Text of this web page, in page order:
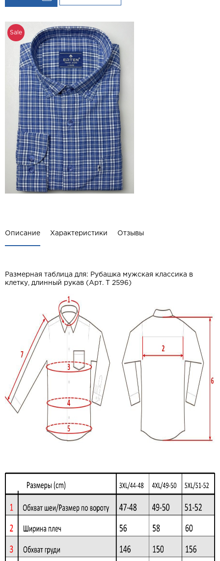
Sale
Описание Характеристики Отзывы
Размерная таблица для: Рубашка мужская классика в
клетку, длинный рукав (Арт. T 2596)